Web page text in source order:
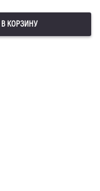
В КОРЗИНУ